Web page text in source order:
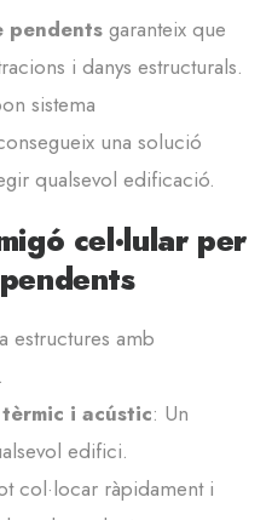
pendents garanteix que
i danys estructurals.
sistema
una solució
qualsevol edificació.
cel·lular per
estructures amb
i acústic: Un
edifici.
col·locar ràpidament i